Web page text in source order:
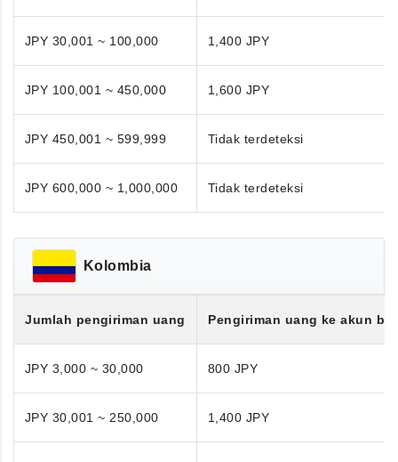
JPY 30,001 ~ 100,000 1,400 JPY
JPY 100,001 ~ 450,000 1,600 JPY
JPY 450,001 ~ 599,999 Tidak terdeteksi
JPY 600,000 ~ 1,000,000 Tidak terdeteksi
Kolombia
Jumlah pengiriman uang Pengiriman uang ke akun
JPY 3,000 ~ 30,000 800 JPY
JPY 30,001 ~ 250,000 1,400 JPY